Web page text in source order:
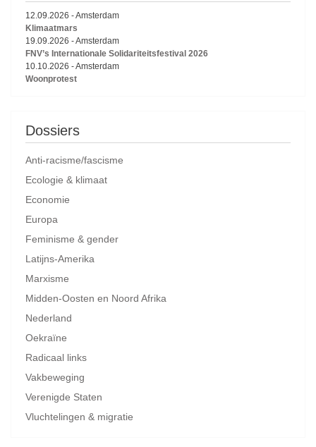
12.09.2026 -Amsterdam
Klimaatmars
19.09.2026 -Amsterdam
FNV’s Internationale Solidariteitsfestival 2026
10.10.2026 -Amsterdam
Woonprotest
Dossiers
Anti-racisme/fascisme
Ecologie & klimaat
Economie
Europa
Feminisme & gender
Latijns-Amerika
Marxisme
Midden-Oosten en Noord Afrika
Nederland
Oekraïne
Radicaal links
Vakbeweging
Verenigde Staten
Vluchtelingen & migratie